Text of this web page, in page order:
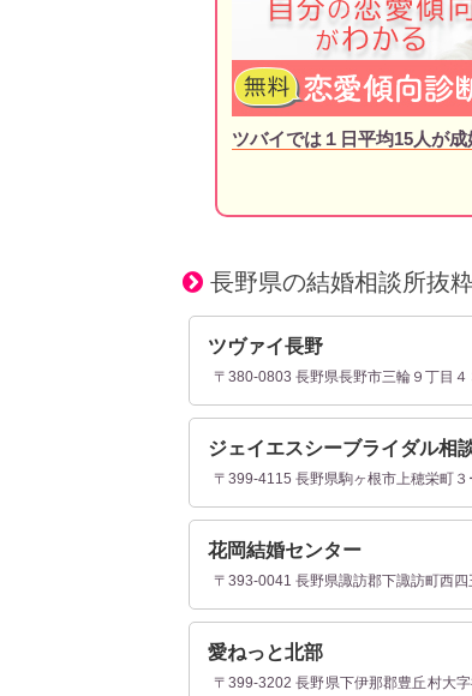
ツバイでは１日平均15人が
長野県の結婚相談所抜
ツヴァイ長野
〒380-0803 長野県長野市三輪９丁目４
ジェイエスシーブライダル相
〒399-4115 長野県駒ヶ根市上穂栄町３
花岡結婚センター
〒393-0041 長野県諏訪郡下諏訪町西四
愛ねっと北部
〒399-3202 長野県下伊那郡豊丘村大